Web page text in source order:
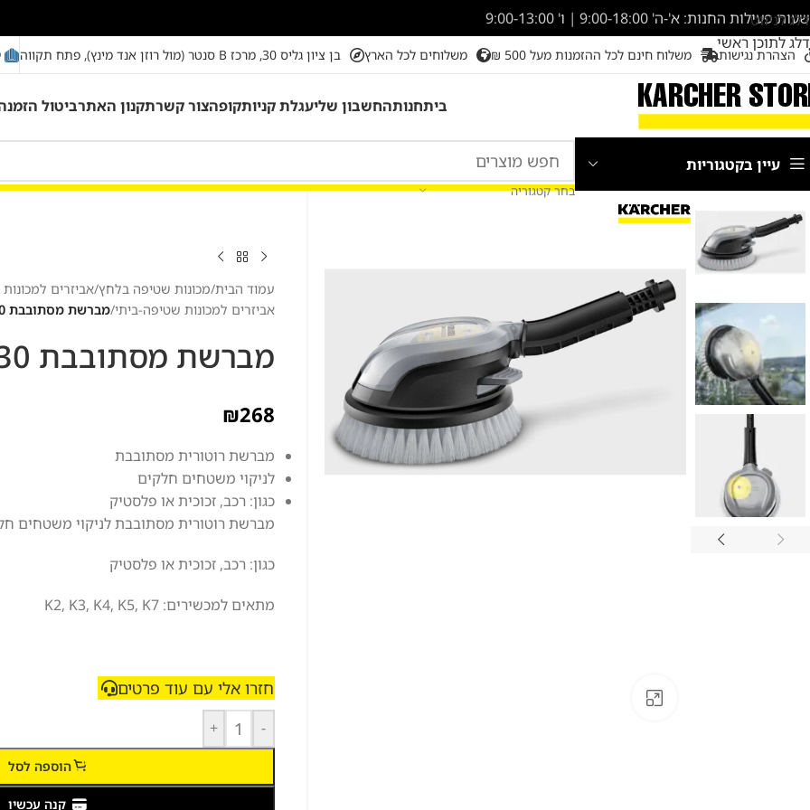
דלג לניווט
דלג לתוכן ראשי
שעות פעילות החנות: א'-ה' 9:00-18:00 | ו' 9:00-13:00
הצהרת נגישות משלוח חינם לכל ההזמנות מעל 500 ₪ משלוחים לכל הארץ בן ציון גליס 30, מרכז B סנטר (מול רוזן אנד מינץ), פתח תקווה
ביתחנותהחשבון שליעגלת קניותקופהצור קשרתקנון האתרביטול
עיין בקטגוריות
בחר קטגוריה
עמוד הבית/מכונות שטיפה בלחץ/אביזרים
אביזרים למכונות שטיפה-ביתי/מברשת מסתובבת WB130
מברשת מסתובבת WB130
₪268
מברשת רוטורית מסתובבת
לניקוי משטחים חלקים
כגון: רכב, זכוכית או פלסטיק
מברשת רוטורית מסתובבת לניקוי משטחים
כגון: רכב, זכוכית או פלסטיק
מתאים למכשירים: K2, K3, K4, K5, K7
חזרו אלי עם עוד פרטים
-
+
הוספה לסל
קנה עכשיו